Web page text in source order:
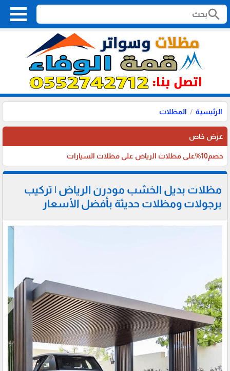
search
الرئيسية المظلات
عرض خاص
خصم10%على مظلات الرياض على مظلات السيارات
مظلات بديل الخشب مودرن الرياض | تركيب
برجولات ومظلات حديثة بأفضل الأسعار